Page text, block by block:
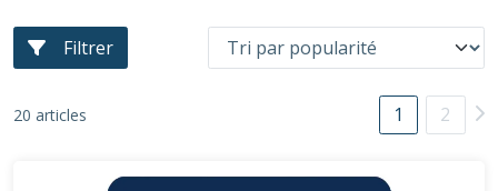
Filtrer
20 articles 1 2